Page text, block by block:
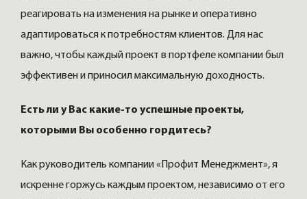
реагировать на изменения на рынке и оперативно
адаптироваться к потребностям клиентов. Для нас
важно, чтобы каждый проект в портфеле компании был
эффективен и приносил максимальную доходность.
Есть ли у Вас какие-то успешные проекты,
которыми Вы особенно гордитесь?
Как руководитель компании «Профит Менеджмент», я
искренне горжусь каждым проектом, независимо от его